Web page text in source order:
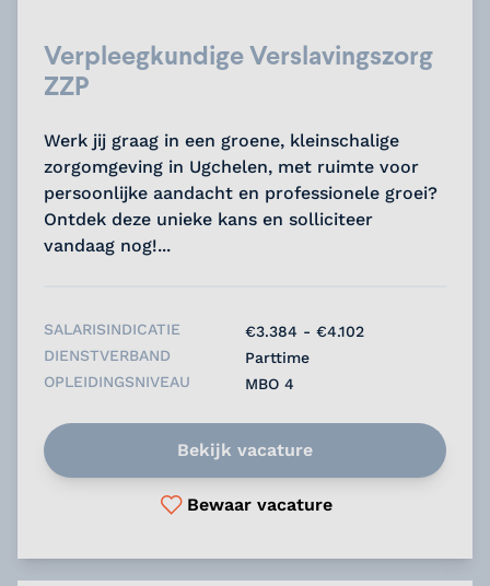
Verpleegkundige Verslavingszorg
ZZP
Werk jij graag in een groene, kleinschalige
zorgomgeving in Ugchelen, met ruimte voor
persoonlijke aandacht en professionele groei?
Ontdek deze unieke kans en solliciteer
vandaag nog!...
SALARISINDICATIE
€3.384 - €4.102
DIENSTVERBAND
Parttime
OPLEIDINGSNIVEAU
MBO 4
Bekijk vacature
Bewaar vacature